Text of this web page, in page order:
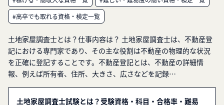
#高卒でも取れる資格・検定一覧
土地家屋調査士とは？仕事内容は？ 土地家屋調査士は、不動産登
記における専門家であり、その主な役割は不動産の物理的な状況
を正確に登記することです。不動産登記とは、不動産の詳細情
報、例えば所有者、住所、大きさ、広さなどを記録…
土地家屋調査士試験とは？受験資格・科目・合格率・難易